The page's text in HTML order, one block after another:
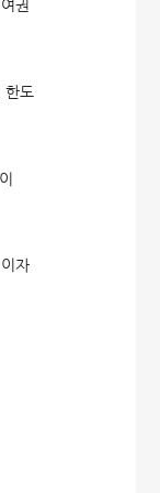
권
한도
자